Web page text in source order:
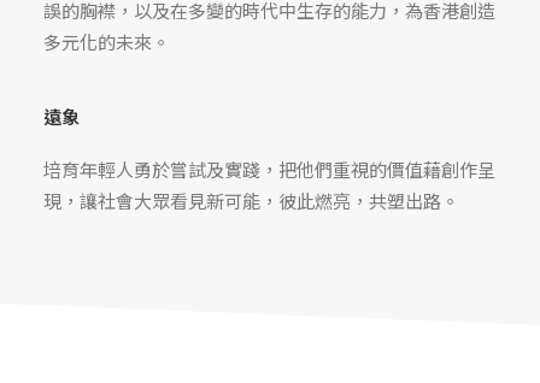
誤的胸襟，以及在多變的時代中生存的能力，為香港創造
多元化的未來。
遠象
培育年輕人勇於嘗試及實踐， 把他們重視的價值藉創作呈
現， 讓社會大眾看見新可能， 彼此燃亮，共塑出路。